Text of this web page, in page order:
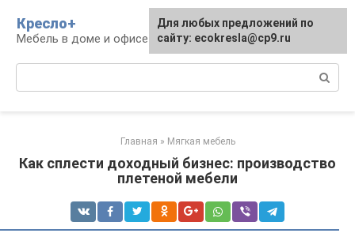
контенту
Кресло+
Мебель в доме и офисе
Главная » Мягкая мебель
Как сплести доходный бизнес: производство
плетеной мебели
Для любых предложений по
сайту: ecokresla@cp9.ru